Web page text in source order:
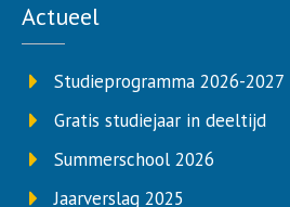
Actueel
Studieprogramma 2026-2027
Gratis studiejaar in deeltijd
Summerschool 2026
Jaarverslag 2025